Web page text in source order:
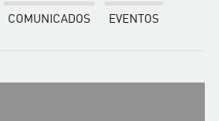
COMUNICADOS
EVENTOS